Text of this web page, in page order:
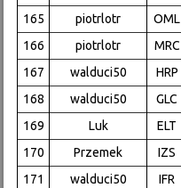
165
piotrlotr OML
166
piotrlotr MRC
167
walduci50 HRP
168
walduci50 GLC
169
Luk ELT
170
Przemek IZS
171
walduci50 IFR